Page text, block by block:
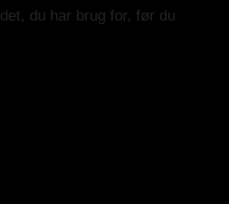
du har brug for, før du